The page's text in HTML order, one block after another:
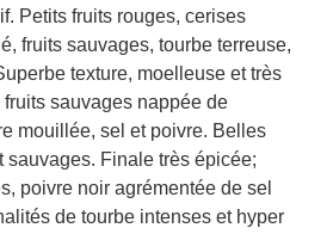
Petits fruits rouges, cerises
fruits sauvages, tourbe terreuse,
texture, moelleuse et très
sauvages nappée de
mouillée, sel et poivre. Belles
sauvages. Finale très épicée;
poivre noir agrémentée de sel
de tourbe intenses et hyper